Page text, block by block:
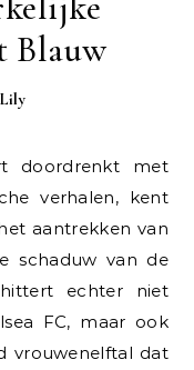
Blauw
Lily
verhalen, kent
aantrekken van
schaduw van de
echter niet
FC, maar ook
vrouwenelftal dat